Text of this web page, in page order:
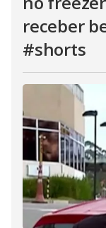
receber
#shorts